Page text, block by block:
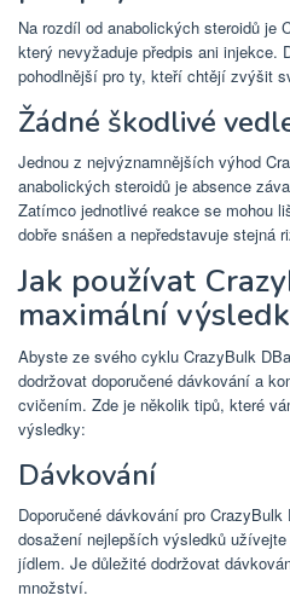
Na rozdíl od anabolických steroidů je
který nevyžaduje předpis ani injekce.
pohodlnější pro ty, kteří chtějí zvýšit
Žádné škodlivé
Jednou z nejvýznamnějších výhod
anabolických steroidů je absence
Zatímco jednotlivé reakce se mohou
dobře snášen a nepředstavuje stejná
Jak používat
maximální
Abyste ze svého cyklu CrazyBulk
dodržovat doporučené dávkování a
cvičením. Zde je několik tipů, které
výsledky:
Dávkování
Doporučené dávkování pro
dosažení nejlepších výsledků
jídlem. Je důležité dodržovat
množství.